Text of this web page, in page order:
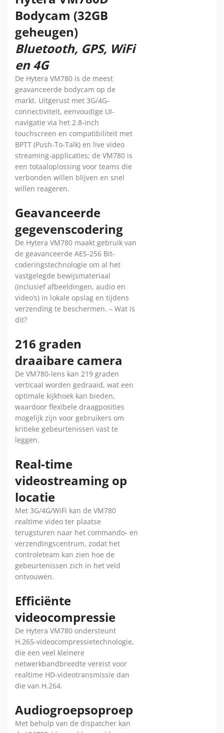
Bodycam (32GB
geheugen)
Bluetooth, GPS, WiFi
en 4G
De Hytera VM780 is de meest
geavanceerde bodycam op de
markt. Uitgerust met 3G/4G-
connectiviteit, eenvoudige UI-
navigatie via het 2.8-inch
touchscreen en compatibiliteit met
BPTT (Push-To-Talk) en live video
streaming-applicaties; de VM780 is
een totaaloplossing voor teams die
verbonden willen blijven en snel
willen reageren.
Geavanceerde
gegevenscodering
De Hytera VM780 maakt gebruik van
de geavanceerde AES-256 Bit-
coderingstechnologie om al het
vastgelegde bewijsmateriaal
(inclusief afbeeldingen, audio en
video’s) in lokale opslag en tijdens
verzending te beschermen. – Wat is
dit?
216 graden
draaibare camera
De VM780-lens kan 219 graden
verticaal worden gedraaid, wat een
optimale kijkhoek kan bieden,
waardoor flexibele draagposities
mogelijk zijn voor gebruikers om
kritieke gebeurtenissen vast te
leggen.
Real-time
videostreaming op
locatie
Met 3G/4G/WiFi kan de VM780
realtime video ter plaatse
terugsturen naar het commando- en
verzendingscentrum, zodat het
controleteam kan zien hoe de
gebeurtenissen zich in het veld
ontvouwen.
Efficiënte
videocompressie
De Hytera VM780 ondersteunt
H.265-videocompressietechnologie,
die een veel kleinere
netwerkbandbreedte vereist voor
realtime HD-videotransmissie dan
die van H.264.
Audiogroepsoproep
Met behulp van de dispatcher kan